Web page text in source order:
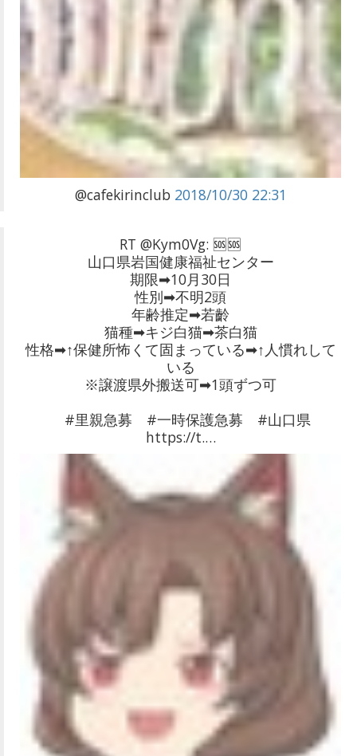
@cafekirinclub 2018/10/30 22:31
RT @Kym0Vg: 🆘🆘
山口県岩国健康福祉センター
期限➡10月30日
性別➡不明2頭
年齢推定➡若齡
猫種➡キジ白猫➡茶白猫
性格➡↑保健所怖くて固まっている➡↑人慣れして
いる
※譲渡県外搬送可➡1頭ずつ可
#里親急募 #一時保護急募 #山口県
https://t.…